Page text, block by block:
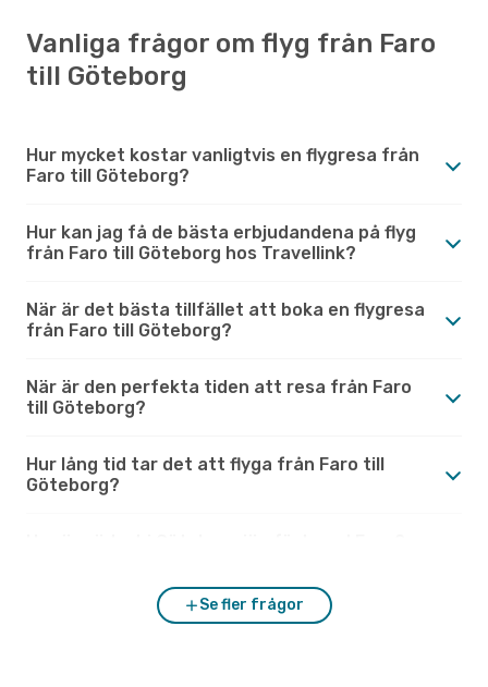
Vanliga frågor om flyg från Faro
till Göteborg
Hur mycket kostar vanligtvis en flygresa från
Faro till Göteborg?
Hur kan jag få de bästa erbjudandena på flyg
från Faro till Göteborg hos Travellink?
När är det bästa tillfället att boka en flygresa
från Faro till Göteborg?
När är den perfekta tiden att resa från Faro
till Göteborg?
Hur lång tid tar det att flyga från Faro till
Göteborg?
Se fler frågor